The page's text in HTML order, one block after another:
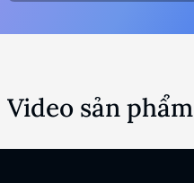
Video sản phẩm